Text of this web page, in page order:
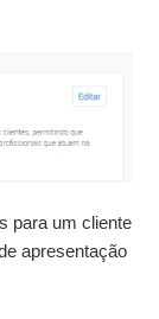
etc.)
para um cliente
apresentação